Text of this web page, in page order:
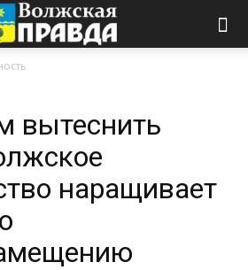
вытеснить
наращивает